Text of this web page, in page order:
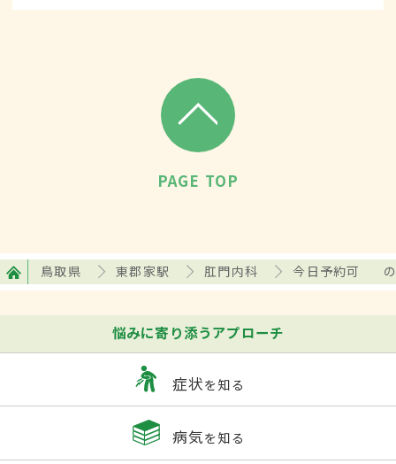
PAGE TOP
鳥取県 東郡家駅 肛門内科 今日予約可
悩みに寄り添うアプローチ
症状を知る
病気を知る